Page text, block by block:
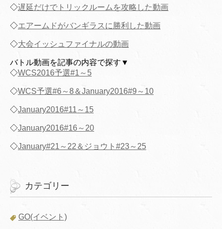
◇遅延だけでトリックルームを攻略した動画
◇エアームドがバンギラスに勝利した動画
◇大会イッシュファイナルの動画
バトル動画を記事の内容で探す▼
◇WCS2016予選#1～5
◇WCS予選#6～8＆January2016#9～10
◇January2016#11～15
◇January2016#16～20
◇January#21～22＆ジョウト#23～25
カテゴリー
GO(イベント)